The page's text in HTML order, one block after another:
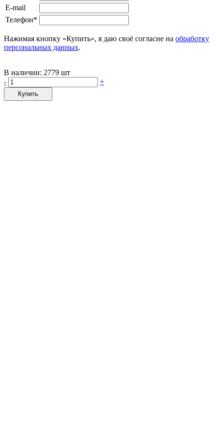
E-mail
Телефон*
Нажимая кнопку «Купить», я даю своё согласие на обработку
персональных данных.
В наличии: 2779 шт
-
+
Купить